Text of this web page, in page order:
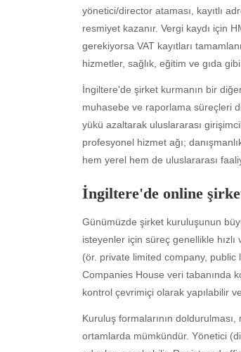
yönetici/director ataması, kayıtlı
resmiyet kazanır. Vergi kaydı için
gerekiyorsa VAT kayıtları
hizmetler, sağlık, eğitim ve gıda
İngiltere'de şirket kurmanın bir
muhasebe ve raporlama süreçleri
yükü azaltarak uluslararası
profesyonel hizmet ağı;
hem yerel hem de uluslararası
İngiltere'de online
Günümüzde şirket kuruluşunun
isteyenler için süreç genellikle
(ör. private limited company, public
Companies House veri tabanında
kontrol çevrimiçi olarak yapılabilir
Kuruluş formalarının
ortamlarda mümkündür. Yönetici